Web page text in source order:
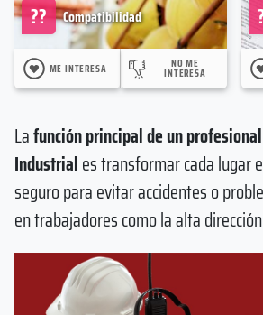
Compatibilidad
??
ME INTERESA NO ME
INTERESA
Lafunción principal de un
Industriales transformar cada lugar
seguro para evitar accidentes o
en trabajadores como la alta